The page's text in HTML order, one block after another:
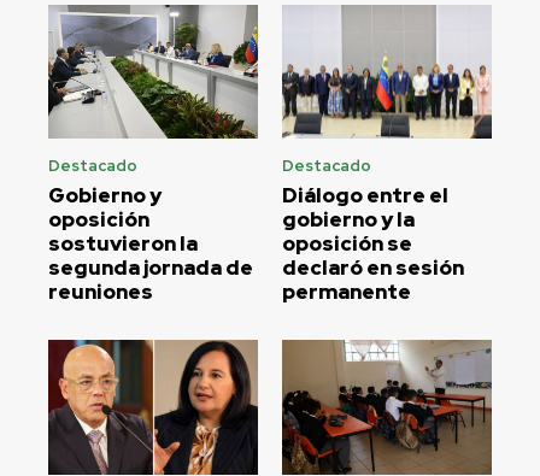
Destacado
Gobierno y
oposición
sostuvieron la
segunda jornada de
reuniones
Destacado
Diálogo entre el
gobierno y la
oposición se
declaró en sesión
permanente